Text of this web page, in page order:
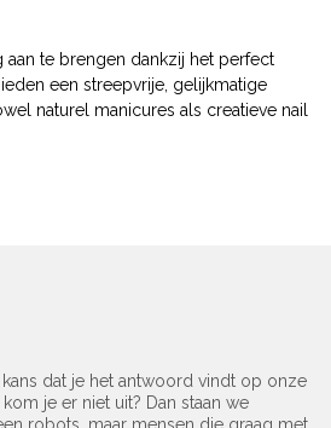
aan te brengen dankzij het perfect
een streepvrije, gelijkmatige
naturel manicures als creatieve nail
dat je het antwoord vindt op onze
je er niet uit? Dan staan we